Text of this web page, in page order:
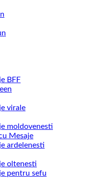
BFF
virale
moldovenesti
Mesaje
ardelenesti
oltenesti
pentru sefu